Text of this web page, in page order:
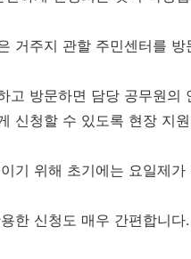
거주지 관할 주민센터를
고 방문하면 담당 공무원의
신청할 수 있도록 현장 지
기 위해 초기에는 요일제
한 신청도 매우 간편합니다.